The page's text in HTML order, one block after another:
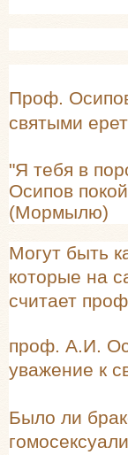
Проф.
святыми
"Я тебя в
Осипов
(Мормылю)
Могут быть
которые на
считает
проф. А.И.
уважение к
Было ли